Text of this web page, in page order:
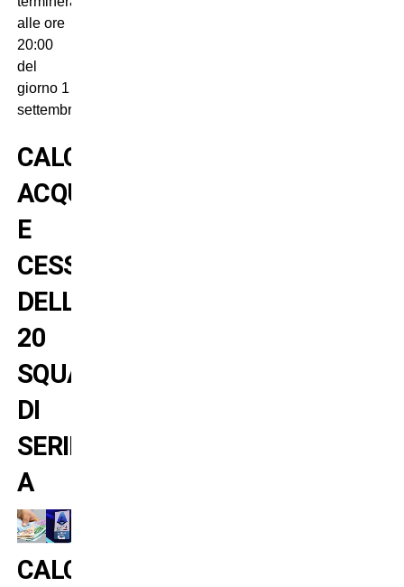
alle ore
20:00
del
giorno 1
settembre.
CALCIOMERCATO:
ACQUISTI
E
CESSIONI
DELLE
20
SQUADRE
DI
SERIE
A
CALCIOMERCATO: